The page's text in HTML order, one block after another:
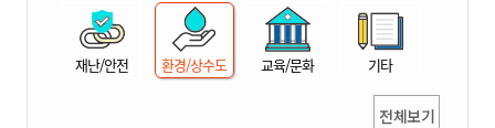
재난/안전 환경/상수도 교육/문화 기타
전체보기